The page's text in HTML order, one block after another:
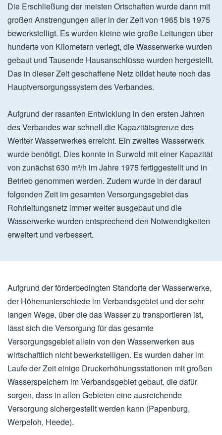
Die Erschließung der meisten Ortschaften wurde dann mit
großen Anstrengungen aller in der Zeit von 1965 bis 1975
bewerkstelligt. Es wurden kleine wie große Leitungen über
hunderte von Kilometern verlegt, die Wasserwerke wurden
gebaut und Tausende Hausanschlüsse wurden hergestellt.
Das in dieser Zeit geschaffene Netz bildet heute noch das
Hauptversorgungssystem des Verbandes.
Aufgrund der rasanten Entwicklung in den ersten Jahren
des Verbandes war schnell die Kapazitätsgrenze des
Werlter Wasserwerkes erreicht. Ein zweites Wasserwerk
wurde benötigt. Dies konnte in Surwold mit einer Kapazität
von zunächst 630 m³/h im Jahre 1975 fertiggestellt und in
Betrieb genommen werden. Zudem wurde in der darauf
folgenden Zeit im gesamten Versorgungsgebiet das
Rohrleitungsnetz immer weiter ausgebaut und die
Wasserwerke wurden entsprechend den Notwendigkeiten
erweitert und verbessert.
Aufgrund der förderbedingten Standorte der Wasserwerke,
der Höhenunterschiede im Verbandsgebiet und der sehr
langen Wege, über die das Wasser zu transportieren ist,
lässt sich die Versorgung für das gesamte
Versorgungsgebiet allein von den Wasserwerken aus
wirtschaftlich nicht bewerkstelligen. Es wurden daher im
Laufe der Zeit einige Druckerhöhungsstationen mit großen
Wasserspeichern im Verbandsgebiet gebaut, die dafür
sorgen, dass in allen Gebieten eine ausreichende
Versorgung sichergestellt werden kann (Papenburg,
Werpeloh, Heede).